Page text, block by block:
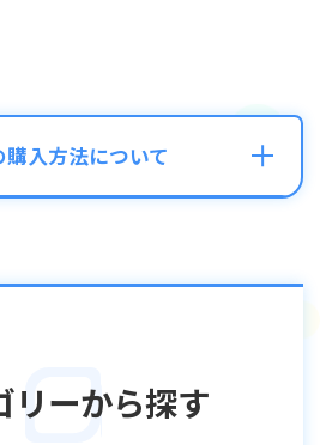
入方法について
。
など）
リーから探す